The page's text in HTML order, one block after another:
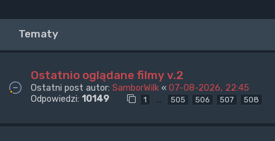
Tematy
Ostatnio oglądane filmy v.2
Ostatni post autor: SamborWilk « 07-08-2026, 22:45
Odpowiedzi: 10149 1 … 505 506 507 508